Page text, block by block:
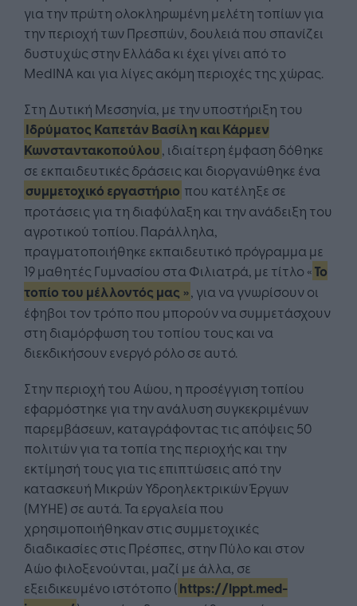
για την πρώτη ολοκληρωμένη μελέτη τοπίων για
την περιοχή των Πρεσπών, δουλειά που σπανίζει
δυστυχώς στην Ελλάδα κι έχει γίνει από το
MedINA και για λίγες ακόμη περιοχές της χώρας.
Στη Δυτική Μεσσηνία, με την υποστήριξη του
Ιδρύματος Καπετάν Βασίλη και Κάρμεν
Κωνσταντακοπούλου, ιδιαίτερη έμφαση δόθηκε
σε εκπαιδευτικές δράσεις και διοργανώθηκε ένα
συμμετοχικό εργαστήριο που κατέληξε σε
προτάσεις για τη διαφύλαξη και την ανάδειξη του
αγροτικού τοπίου. Παράλληλα,
πραγματοποιήθηκε εκπαιδευτικό πρόγραμμα με
19 μαθητές Γυμνασίου στα Φιλιατρά, με τίτλο «Το
τοπίο του μέλλοντός μας », για να γνωρίσουν οι
έφηβοι τον τρόπο που μπορούν να συμμετάσχουν
στη διαμόρφωση του τοπίου τους και να
διεκδικήσουν ενεργό ρόλο σε αυτό.
Στην περιοχή του Αώου, η προσέγγιση τοπίου
εφαρμόστηκε για την ανάλυση συγκεκριμένων
παρεμβάσεων, καταγράφοντας τις απόψεις 50
πολιτών για τα τοπία της περιοχής και την
εκτίμησή τους για τις επιπτώσεις από την
κατασκευή Μικρών Υδροηλεκτρικών Έργων
(ΜΥΗΕ) σε αυτά. Τα εργαλεία που
χρησιμοποιήθηκαν στις συμμετοχικές
διαδικασίες στις Πρέσπες, στην Πύλο και στον
Αώο φιλοξενούνται, μαζί με άλλα, σε
εξειδικευμένο ιστότοπο (https://lppt.med-